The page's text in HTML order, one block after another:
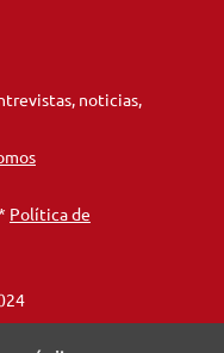
noticias,
Política de